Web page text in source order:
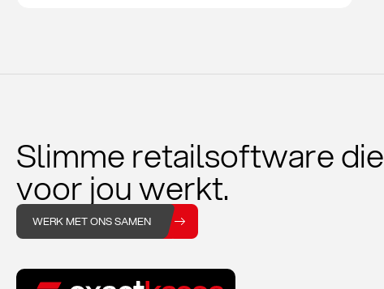
Slimme retailsoftware die
voor jou werkt.
WERK MET ONS SAMEN